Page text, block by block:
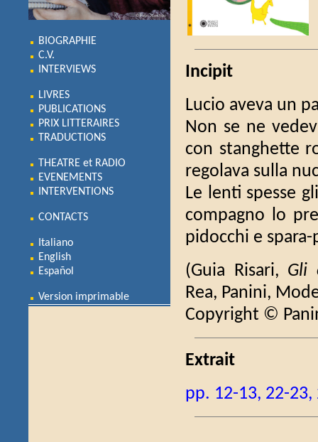
BIOGRAPHIE
C.V.
INTERVIEWS
LIVRES
PUBLICATIONS
PRIX LITTERAIRES
TRADUCTIONS
THEATRE et RADIO
EVENEMENTS
INTERVENTIONS
CONTACTS
Italiano
English
Español
Version imprimable
Incipit
Lucio aveva un
Non se ne
con stanghette
regolava sulla
Le lenti spesse
compagno lo
pidocchi e
(Guia Risari, Gli
Rea, Panini,
Copyright ©
Extrait
pp. 12-13, 22-23,